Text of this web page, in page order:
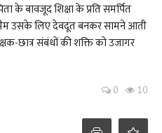
के बावजूद शिक्षा के प्रति समर्पित
उसके लिए देवदूत बनकर सामने आती
छात्र संबंधों की शक्ति को उजागर
0 10